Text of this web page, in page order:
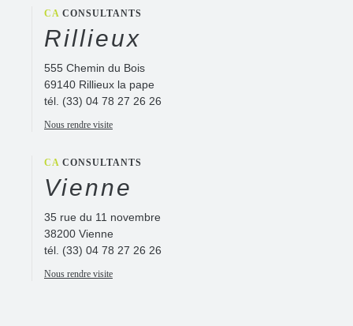
CA CONSULTANTS
Rillieux
555 Chemin du Bois
69140 Rillieux la pape
tél. (33) 04 78 27 26 26
Nous rendre visite
CA CONSULTANTS
Vienne
35 rue du 11 novembre
38200 Vienne
tél. (33) 04 78 27 26 26
Nous rendre visite